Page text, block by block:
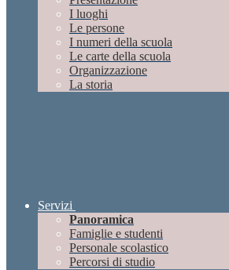
I luoghi
Le persone
I numeri della scuola
Le carte della scuola
Organizzazione
La storia
Servizi
Panoramica
Famiglie e studenti
Personale scolastico
Percorsi di studio